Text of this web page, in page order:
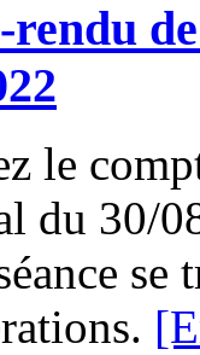
rendu
le
du 30/